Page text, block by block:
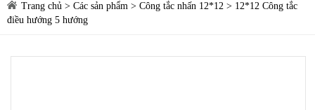
Trang chủ > Các sản phẩm > Công tắc nhấn 12*12 > 12*12 Công tắc
điều hướng 5 hướng